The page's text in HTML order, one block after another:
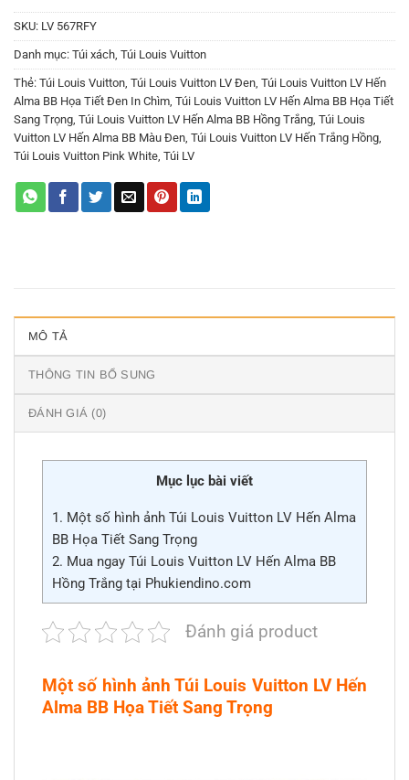
SKU: LV 567RFY
Danh mục: Túi xách, Túi Louis Vuitton
Thẻ: Túi Louis Vuitton, Túi Louis Vuitton LV Đen, Túi Louis Vuitton LV Hến
Alma BB Họa Tiết Đen In Chìm, Túi Louis Vuitton LV Hến Alma BB Họa Tiết
Sang Trọng, Túi Louis Vuitton LV Hến Alma BB Hồng Trắng, Túi Louis
Vuitton LV Hến Alma BB Màu Đen, Túi Louis Vuitton LV Hến Trắng Hồng,
Túi Louis Vuitton Pink White, Túi LV
MÔ TẢ
THÔNG TIN BỔ SUNG
ĐÁNH GIÁ (0)
Mục lục bài viết
1. Một số hình ảnh Túi Louis Vuitton LV Hến Alma
BB Họa Tiết Sang Trọng
2. Mua ngay Túi Louis Vuitton LV Hến Alma BB
Hồng Trắng tại Phukiendino.com
Đánh giá product
Một số hình ảnh Túi Louis Vuitton LV Hến
Alma BB Họa Tiết Sang Trọng